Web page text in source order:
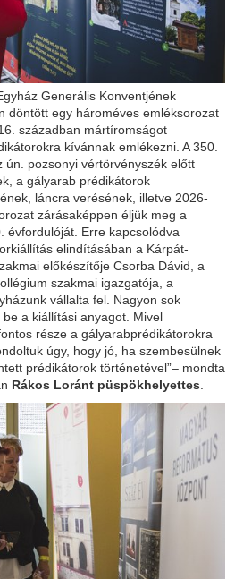
Generális Konventjének
döntött egy hároméves emléksorozat
században mártíromságot
kívánnak emlékezni. A 350.
ún. pozsonyi vértörvényszék előtt
a gályarab prédikátorok
láncra verésének, illetve 2026-
zárásaképpen éljük meg a
évfordulóját. Erre kapcsolódva
elindításában a Kárpát-
előkészítője Csorba Dávid, a
szakmai igazgatója, a
vállalta fel. Nagyon sok
a kiállítási anyagot. Mivel
része a gályarabprédikátorokra
úgy, hogy jó, ha szembesülnek
prédikátorok történetével”– mondta
Rákos Loránt püspökhelyettes